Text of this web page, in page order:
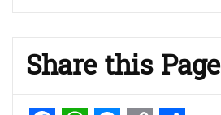
Share this Page